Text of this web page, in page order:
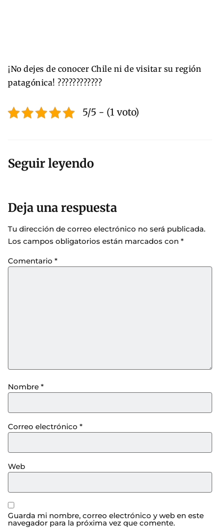
¡No dejes de conocer Chile ni de visitar su región
patagónica! ????????????
5/5 - (1 voto)
Seguir leyendo
Deja una respuesta
Tu dirección de correo electrónico no será publicada.
Los campos obligatorios están marcados con *
Comentario *
Nombre *
Correo electrónico *
Web
Guarda mi nombre, correo electrónico y web en este
navegador para la próxima vez que comente.